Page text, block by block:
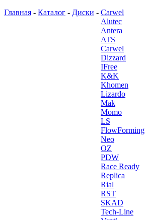
Главная - Каталог - Диски - Carwel
Alutec
Antera
ATS
Carwel
Dizzard
IFree
K&K
Khomen
Lizardo
Mak
Momo
LS
FlowForming
Neo
OZ
PDW
Race Ready
Replica
Rial
RST
SKAD
Tech-Line